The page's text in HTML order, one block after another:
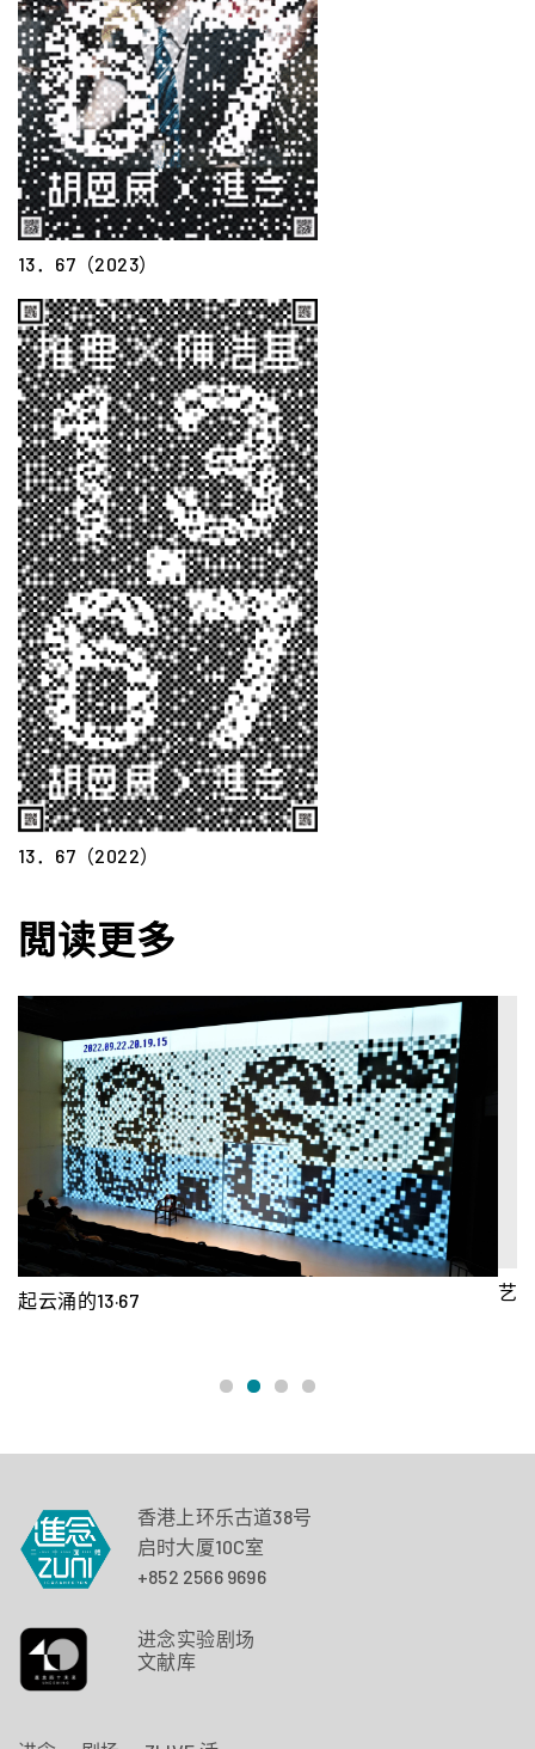
13．67（2023）
13．67（2022）
閲读更多
艺术伙伴计划
香港上环乐古道38号
启时大厦10C室
+852 2566 9696
进念实验剧场
文献库